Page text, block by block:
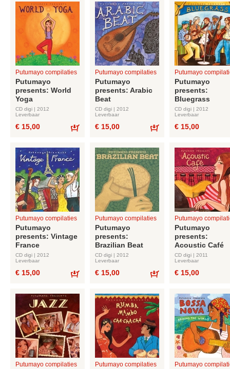
Putumayo compilaties
Putumayo
presents: World
Yoga
CD digi | 2012
Leverbaar
€ 15,00
Putumayo compilaties
Putumayo
presents: Arabic
Beat
CD digi | 2012
Leverbaar
€ 15,00
Putumayo
Putumayo
presents:
Bluegrass
CD digi | 2012
Leverbaar
€ 15,00
Putumayo compilaties
Putumayo
presents: Vintage
France
CD digi | 2012
Leverbaar
€ 15,00
Putumayo compilaties
Putumayo
presents:
Brazilian Beat
CD digi | 2012
Leverbaar
€ 15,00
Putumayo
Putumayo
presents:
Acoustic Café
CD digi | 2011
Leverbaar
€ 15,00
Putumayo compilaties Putumayo compilaties Putumayo